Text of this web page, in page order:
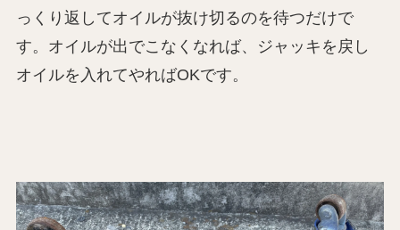
っくり返してオイルが抜け切るのを待つだけで
す。オイルが出でこなくなれば、ジャッキを戻し
オイルを入れてやればOKです。